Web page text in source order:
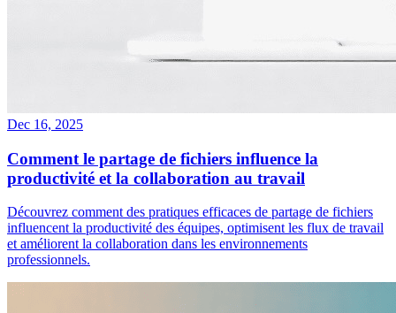
Dec 16, 2025
Comment le partage de fichiers influence la
productivité et la collaboration au travail
Découvrez comment des pratiques efficaces de partage de fichiers
influencent la productivité des équipes, optimisent les flux de travail
et améliorent la collaboration dans les environnements
professionnels.